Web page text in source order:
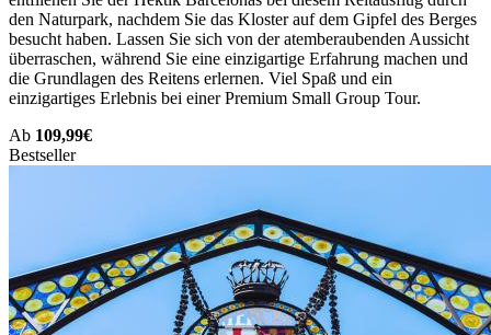
den Naturpark, nachdem Sie das Kloster auf dem Gipfel des Berges
besucht haben. Lassen Sie sich von der atemberaubenden Aussicht
überraschen, während Sie eine einzigartige Erfahrung machen und
die Grundlagen des Reitens erlernen. Viel Spaß und ein
einzigartiges Erlebnis bei einer Premium Small Group Tour.
Ab 109,99€
Bestseller